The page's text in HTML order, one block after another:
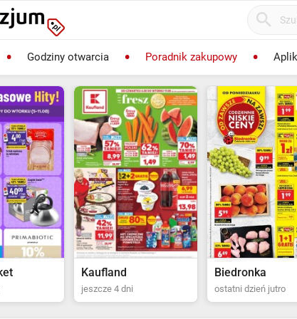
Godziny otwarcia Poradnik zakupowy
Biedronka
ostatni dzień jutro
POLOmarket
jeszcze 4 dni